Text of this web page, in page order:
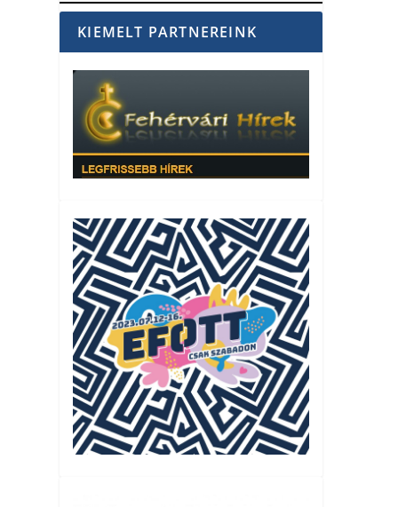
KIEMELT PARTNEREINK